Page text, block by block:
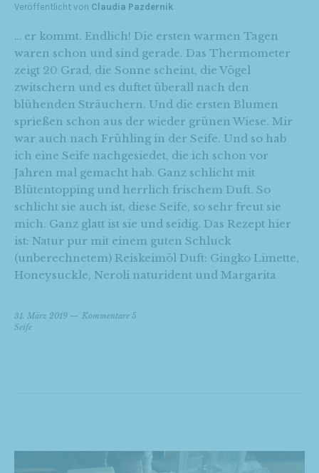
Veröffentlicht von Claudia Pazdernik
… er kommt. Endlich! Die ersten warmen Tagen
waren schon und sind gerade. Das Thermometer
zeigt 20 Grad, die Sonne scheint, die Vögel
zwitschern und es duftet überall nach den
blühenden Sträuchern. Und die ersten Blumen
sprießen schon aus der wieder grünen Wiese. Mir
war auch nach Frühling in der Seife. Und so hab
ich eine Seife nachgesiedet, die ich schon vor
Jahren mal gemacht hab. Ganz schlicht mit
Blütentopping und herrlich frischem Duft. So
schlicht sie auch ist, diese Seife, so sehr freut sie
mich. Ganz glatt ist sie und seidig. Das Rezept hier
ist: Natur pur mit einem guten Schluck
(unberechnetem) Reiskeimöl Duft: Gingko Limette,
Honeysuckle, Neroli naturident und Margarita
31. März 2019
Kommentare 5
Seife